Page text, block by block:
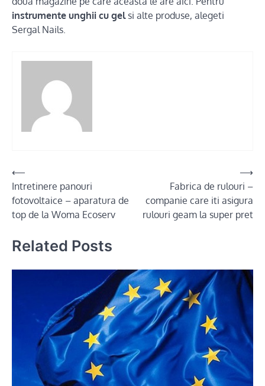
instrumente unghii cu gelsi alte produse, alegeti
Sergal Nails.
Post
navigation
⟵
Intretinere panouri
fotovoltaice – aparatura de
top de la Woma Ecoserv
Fabrica de rulouri –
companie care iti asigura
rulouri geam la super pret
⟶
Related Posts